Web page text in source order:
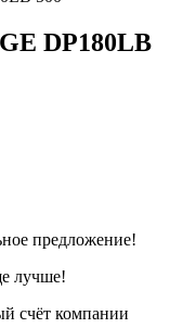
DP180LB
предложение!
лучше!
счёт компании